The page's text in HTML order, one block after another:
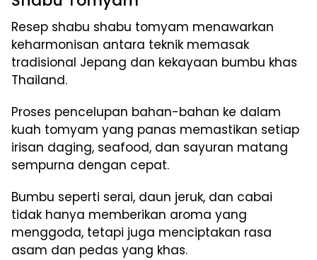
Resep shabu shabu tomyam menawarkan
keharmonisan antara teknik memasak
tradisional Jepang dan kekayaan bumbu khas
Thailand.
Proses pencelupan bahan-bahan ke dalam
kuah tomyam yang panas memastikan setiap
irisan daging, seafood, dan sayuran matang
sempurna dengan cepat.
Bumbu seperti serai, daun jeruk, dan cabai
tidak hanya memberikan aroma yang
menggoda, tetapi juga menciptakan rasa
asam dan pedas yang khas.